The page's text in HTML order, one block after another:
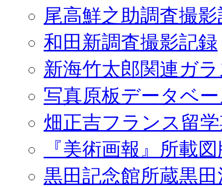
尾高鮮之助調査撮
和田新調査撮影記録
新海竹太郎関連ガ
写真原板データベ
畑正吉フランス留
『美術画報』所載
黒田記念館所蔵黒